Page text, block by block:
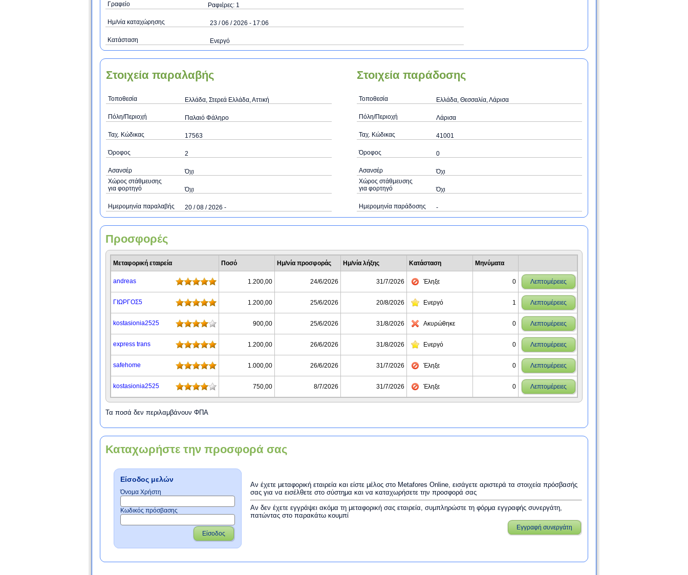
Γραφείο Ραφιέρες: 1
Ημ/νία καταχώρησης 23 / 06 / 2026 - 17:06
Κατάσταση Ενεργό
Στοιχεία παραλαβής
Τοποθεσία Ελλάδα, Στερεά Ελλάδα, Αττική
Πόλη/Περιοχή Παλαιό Φάληρο
Ταχ. Κώδικας 17563
Όροφος 2
Ασανσέρ
Όχι
Χώρος στάθμευσης
για φορτηγό
Όχι
Ημερομηνία παραλαβής 20 / 08 / 2026 -
Στοιχεία παράδοσης
Τοποθεσία Ελλάδα, Θεσσαλία, Λάρισα
Πόλη/Περιοχή Λάρισα
Ταχ. Κώδικας 41001
Όροφος 0
Ασανσέρ
Όχι
Χώρος στάθμευσης
για φορτηγό
Όχι
Ημερομηνία παράδοσης -
Προσφορές
Μεταφορική εταιρεία Ποσό Ημ/νία προσφοράς Ημ/νία λήξης Κατάσταση Μηνύματα
andreas 1.200,00 24/6/2026 31/7/2026 Έληξε 0 Λεπτομέρειες
ΓΙΩΡΓΟΣ5 1.200,00 25/6/2026 20/8/2026 Ενεργό 1 Λεπτομέρειες
kostasionia2525 900,00 25/6/2026 31/8/2026 Ακυρώθηκε 0 Λεπτομέρειες
express trans 1.200,00 26/6/2026 31/8/2026 Ενεργό 0 Λεπτομέρειες
safehome 1.000,00 26/6/2026 31/7/2026 Έληξε 0 Λεπτομέρειες
kostasionia2525 750,00 8/7/2026 31/7/2026 Έληξε 0 Λεπτομέρειες
Τα ποσά δεν περιλαμβάνουν ΦΠΑ
Καταχωρήστε την προσφορά σας
Είσοδος μελών
Όνομα Χρήστη
Κωδικός πρόσβασης
Είσοδος
Αν έχετε μεταφορική εταιρεία και είστε μέλος στο Metafores Online, εισάγετε αριστερά τα στοιχεία πρόσβασής
σας για να εισέλθετε στο σύστημα και να καταχωρήσετε την προσφορά σας
Αν δεν έχετε εγγράψει ακόμα τη μεταφορική σας εταιρεία, συμπληρώστε τη φόρμα εγγραφής συνεργάτη,
πατώντας στο παρακάτω κουμπί
Εγγραφή συνεργάτη